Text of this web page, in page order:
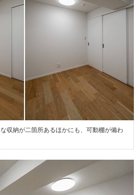
収納が二箇所あるほかにも、可動棚が備わ